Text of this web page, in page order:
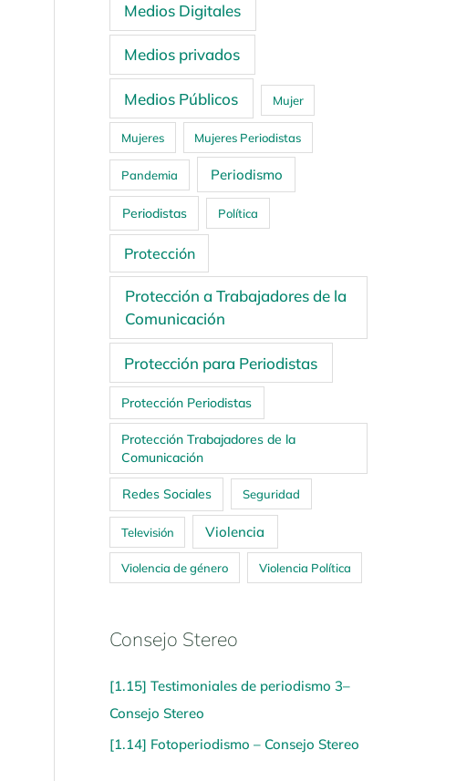
Medios Digitales
Medios privados
Medios Públicos Mujer
Mujeres Mujeres Periodistas
Pandemia Periodismo
Periodistas Política
Protección
Protección a Trabajadores de la
Comunicación
Protección para Periodistas
Protección Periodistas
Protección Trabajadores de la
Comunicación
Redes Sociales Seguridad
Televisión Violencia
Violencia de género Violencia Política
Consejo Stereo
[1.15] Testimoniales de periodismo 3–
Consejo Stereo
[1.14] Fotoperiodismo – Consejo Stereo